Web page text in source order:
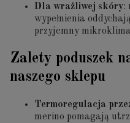
Dla wrażliwej skóry:
wypełnienia
przyjemny
Zalety poduszek
naszego sklepu
Termoregulacja
merino pomagają